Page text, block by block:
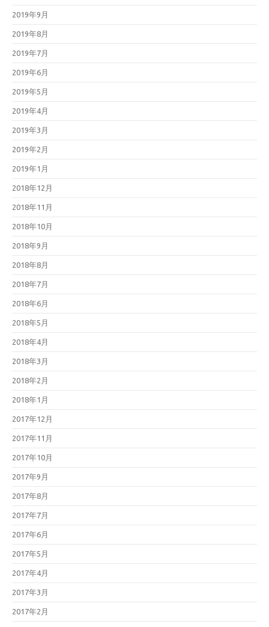
2019年9月
2019年8月
2019年7月
2019年6月
2019年5月
2019年4月
2019年3月
2019年2月
2019年1月
2018年12月
2018年11月
2018年10月
2018年9月
2018年8月
2018年7月
2018年6月
2018年5月
2018年4月
2018年3月
2018年2月
2018年1月
2017年12月
2017年11月
2017年10月
2017年9月
2017年8月
2017年7月
2017年6月
2017年5月
2017年4月
2017年3月
2017年2月